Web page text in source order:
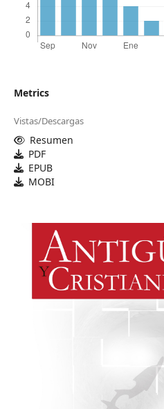
Metrics
Vistas/Descargas
Resumen
PDF
EPUB
MOBI